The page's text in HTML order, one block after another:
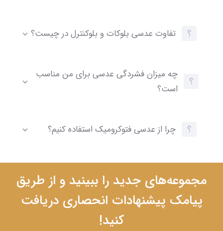
تفاوت عدسی بلوکات و بلوکنترل در چیست؟
چه میزان فشردگی عدسی برای من مناسب
است؟
چرا از عدسی فتوکرومیک استفاده کنیم؟
مجموعه‌های جدید را ببینید و از طریق
پیامک پیشنهادات انحصاری دریافت
کنید!